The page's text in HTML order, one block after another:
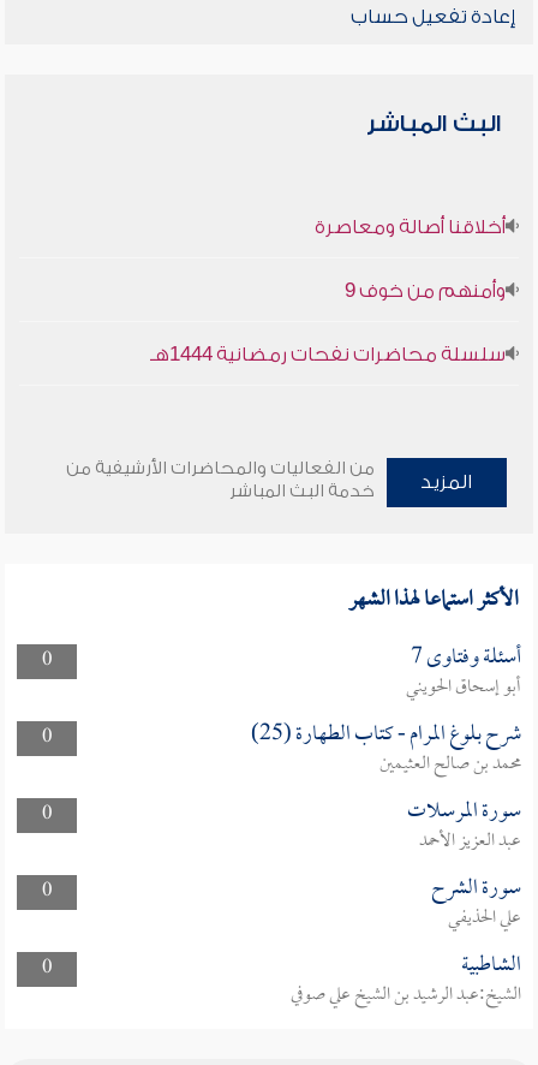
إعادة تفعيل حساب
البث المباشر
أخلاقنا أصالة ومعاصرة
وأمنهم من خوف 9
سلسلة محاضرات نفحات رمضانية 1444هـ
المزيد
من الفعاليات والمحاضرات الأرشيفية من
خدمة البث المباشر
الأكثر استماعا لهذا الشهر
0 أسئلة وفتاوى 7
أبو إسحاق الحويني
0
شرح بلوغ المرام - كتاب الطهارة (25)
محمد بن صالح العثيمين
0
سورة المرسلات
عبد العزيز الأحمد
0
سورة الشرح
علي الحذيفي
0
الشاطبية
الشيخ:عبد الرشيد بن الشيخ علي صوفي